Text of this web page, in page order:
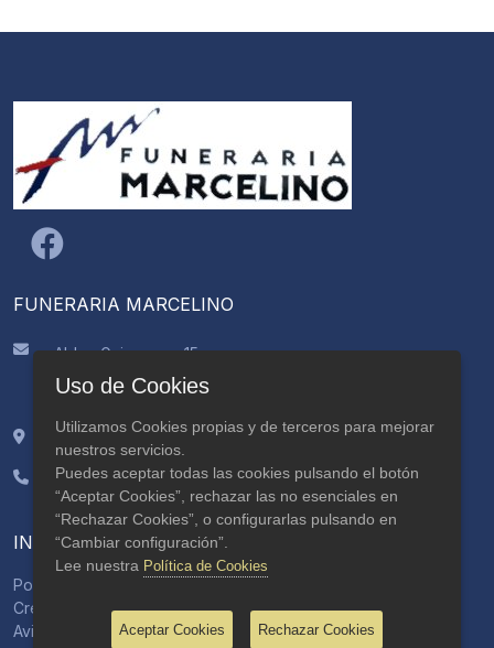
FUNERARIA MARCELINO
Aldea Guimarans, 15
CP: 15895, Ames
A Coruña
42.84464, -8.624765
981 883 356
629 559 205
INFORMACIÓN
Política de privacidad
Créditos
Aviso Legal
Uso de Cookies
Utilizamos Cookies propias y de terceros para mejorar
nuestros servicios.
Puedes aceptar todas las cookies pulsando el botón
“Aceptar Cookies”, rechazar las no esenciales en
“Rechazar Cookies”, o configurarlas pulsando en
“Cambiar configuración”.
Lee nuestra Política de Cookies
Aceptar Cookies Rechazar Cookies